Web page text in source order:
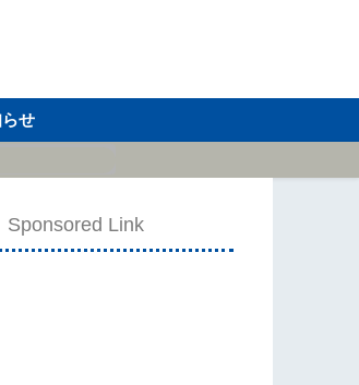
せ
Sponsored Link